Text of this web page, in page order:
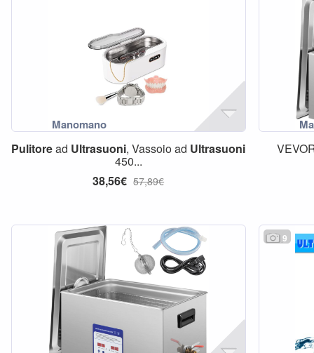
Pulitoread Ultrasuoni, Vassoio ad Ultrasuoni
450...
38,56€ 57,89€
9